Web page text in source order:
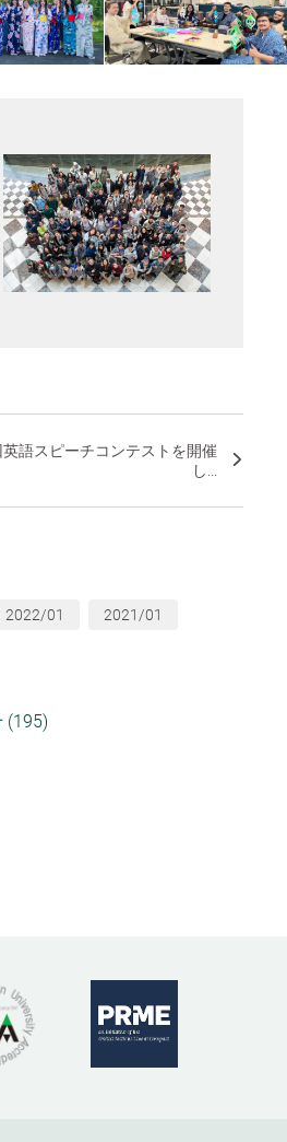
語スピーチコンテストを開催
し...
2022/01 2021/01
(195)